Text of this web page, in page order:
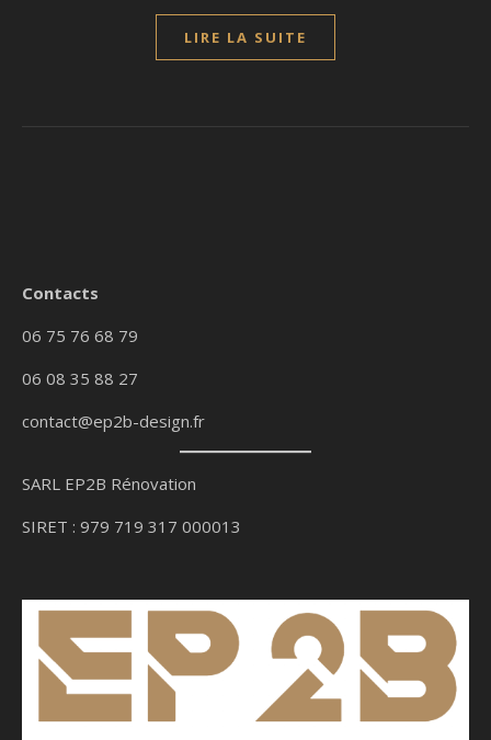
LIRE LA SUITE
Contacts
06 75 76 68 79
06 08 35 88 27
contact@ep2b-design.fr
SARL EP2B Rénovation
SIRET : 979 719 317 000013